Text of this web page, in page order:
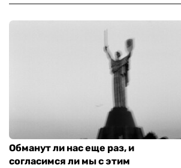
Обманут ли нас еще раз, и
согласимся ли мы с этим